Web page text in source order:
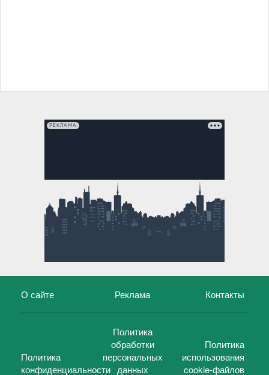
РЕКЛАМА
О сайте Реклама Контакты
Политика
конфиденциальности
Политика
обработки
персональных
данных
Политика
использования
cookie-файлов